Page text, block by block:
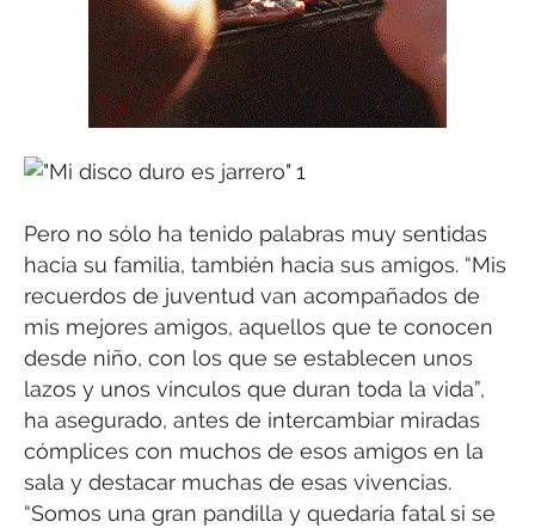
Pero no sólo ha tenido palabras muy sentidas
hacia su familia, también hacia sus amigos. “Mis
recuerdos de juventud van acompañados de
mis mejores amigos, aquellos que te conocen
desde niño, con los que se establecen unos
lazos y unos vínculos que duran toda la vida”,
ha asegurado, antes de intercambiar miradas
cómplices con muchos de esos amigos en la
sala y destacar muchas de esas vivencias.
“Somos una gran pandilla y quedaría fatal si se